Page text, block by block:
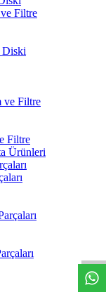
Filtre
Diski
ve Filtre
Filtre
Ürünleri